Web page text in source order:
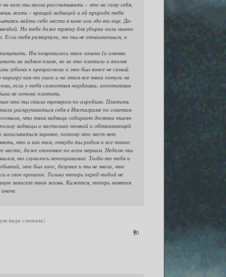
кого ты могла рассчитывать – это на саму себя,
жить – вращай задницей и ей природа тебя
найти себе место в кино или где-то еще. Да-
Но тебе даже тряпку для уборки пола никто
Если тебя развернули, то ты не отчаиваешься, а
Им понравилось твое личико (а именно
на заднем плане, но за это платили и вполне
губами к прекрасному и это был вовсе не самый
как-то ушло и на этом все твои потуги на
если у тебя симпотная мордашка, аппетитная
не готова платить.
так что ты стала тренером по аэробике. Платить
раскручиваться себя в Инстаграме по советам
что твоя задница собирает десятки тысяч
задницы и настолько тонкой и обтягивающей
заранее, потому что мест нет.
что и как там, откуда ты родом и все такое.
место, даже отличное по всем меркам. Неделю ты
то случилось непоправимое. Тогда-то тебя и
это был хаос, безумие и ты не знала, что
в свое прошлое. Только теперь перед тобой не
зависит твоя жизнь. Кажется, теперь занятия
надо сломать!
0